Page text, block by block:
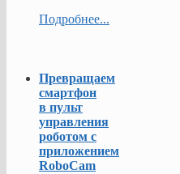
Подробнее...
Превращаем
смартфон
в пульт
управления
роботом с
приложением
RoboCam